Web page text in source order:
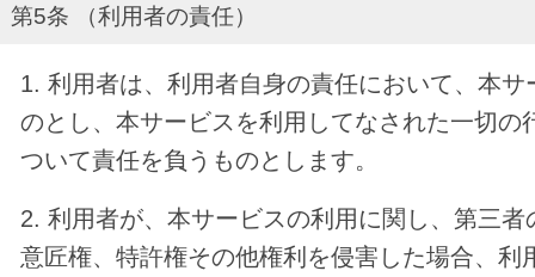
第5条 （利用者の責任）
1. 利用者は、利用者自身の責任において、本
のとし、本サービスを利用してなされた一切の
ついて責任を負うものとします。
2. 利用者が、本サービスの利用に関し、第三
意匠権、特許権その他権利を侵害した場合、利